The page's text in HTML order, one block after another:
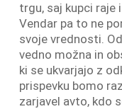
trgu, saj kupci raje
Vendar pa to ne
svoje vrednosti.
vedno možna in
ki se ukvarjajo z
prispevku bomo
zarjavel avto, kdo